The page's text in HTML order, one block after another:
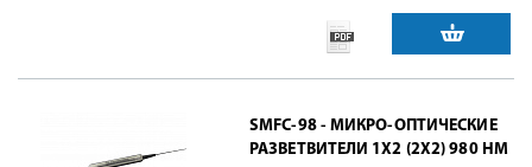
SMFC-98 - МИКРО-ОПТИЧЕСКИЕ
РАЗВЕТВИТЕЛИ 1Х2 (2Х2) 980 НМ